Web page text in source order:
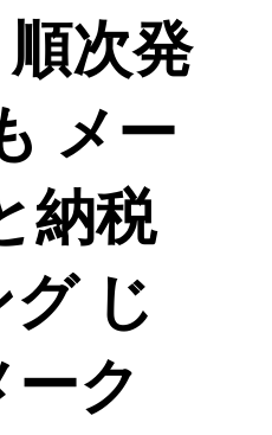
順次発
メー
納税
じ
ク